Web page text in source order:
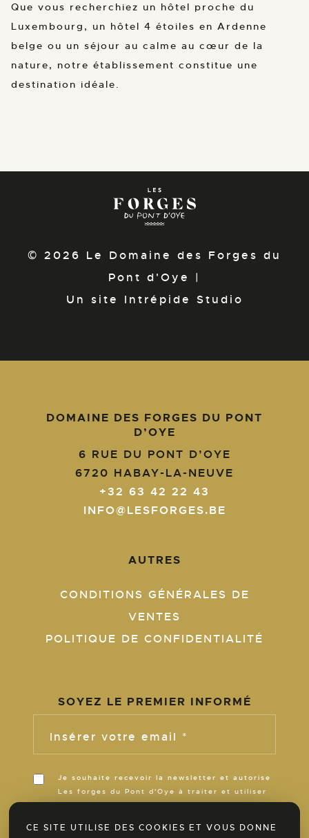
Que vous recherchiez un hôtel proche du
Luxembourg, un hôtel 4 étoiles en Ardenne
belge ou un séjour au calme au cœur de la
nature, notre établissement constitue une
destination idéale.
© 2026 Le Domaine des Forges du
Pont d'Oye |
Un site Intrépide Studio
DOMAINE DES FORGES DU PONT
D’OYE
6 RUE DU PONT D’OYE
6720 HABAY-LA-NEUVE
+32 63 42 22 43
INFO@LESFORGES.BE
AUTRES
CONDITIONS GÉNÉRALES DE
VENTES
POLITIQUE DE CONFIDENTIALITÉ
SOYEZ LE PREMIER INFORMÉ
Insérer votre email *
Je souhaite recevoir la newsletter et autorise
Les forges du Pont d'Oye à traiter et utiliser
ces informations pour m’informer de son
CE SITE UTILISE DES COOKIES ET VOUS DONNE